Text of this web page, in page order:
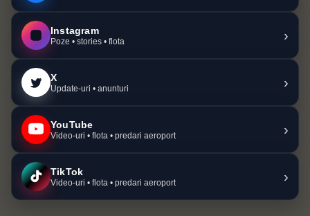
Instagram
Poze • stories • flota ›
X
Update-uri • anunturi ›
YouTube
Video-uri • flota • predari aeroport ›
TikTok
Video-uri • flota • predari aeroport ›